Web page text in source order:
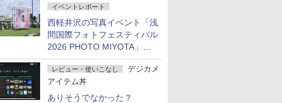
イベントレポート
西軽井沢の写真イベント「浅
間国際フォトフェスティバル
2026 PHOTO MIYOTA」が
開幕
レビュー・使いこなし
デジカメ
アイテム丼
ありそうでなかった？